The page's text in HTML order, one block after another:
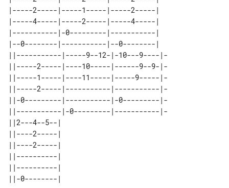
|-----2-----|-----1-----|-----2-----|
|-----4-----|-----2-----|-----4-----|
|-----------|-0---------|-----------|
|--0--------|-----------|--0--------|
||-----------|-----9--12-|-10---9----|-
||-----2-----|----10-----|------9--9-|-
||-----1-----|----11-----|-----9-----|-
||-----2-----|-----------|-----------|-
||-0---------|-----------|-0---------|-
||-----------|-0---------|-----------|-
||2---4--5--|
||----2-----|
||----2-----|
||----------|
||----------|